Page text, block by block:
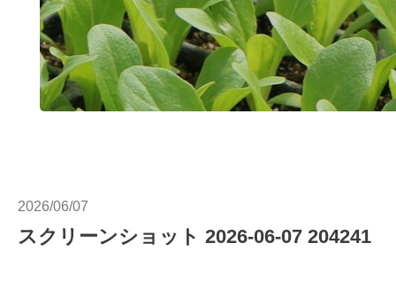
2026/06/07
スクリーンショット 2026-06-07 204241